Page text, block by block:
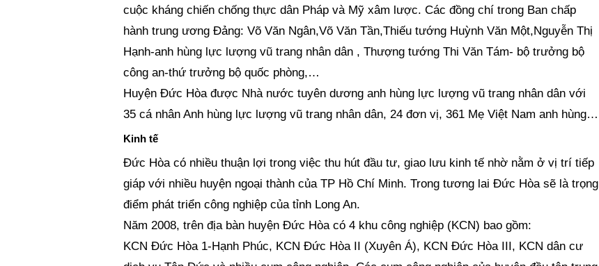
cuộc kháng chiến chống thực dân Pháp và Mỹ xâm lược. Các đồng chí trong Ban chấp
hành trung ương Đảng: Võ Văn Ngân,Võ Văn Tần,Thiếu tướng Huỳnh Văn Một,Nguyễn Thị
Hạnh-anh hùng lực lượng vũ trang nhân dân , Thượng tướng Thi Văn Tám- bộ trưởng bộ
công an-thứ trưởng bộ quốc phòng,…
Huyện Đức Hòa được Nhà nước tuyên dương anh hùng lực lượng vũ trang nhân dân với
35 cá nhân Anh hùng lực lượng vũ trang nhân dân, 24 đơn vị, 361 Mẹ Việt Nam anh hùng…
Kinh tế
Đức Hòa có nhiều thuận lợi trong việc thu hút đầu tư, giao lưu kinh tế nhờ nằm ở vị trí tiếp
giáp với nhiều huyện ngoại thành của TP Hồ Chí Minh. Trong tương lai Đức Hòa sẽ là trọng
điểm phát triển công nghiệp của tỉnh Long An.
Năm 2008, trên địa bàn huyện Đức Hòa có 4 khu công nghiệp (KCN) bao gồm:
KCN Đức Hòa 1-Hạnh Phúc, KCN Đức Hòa II (Xuyên Á), KCN Đức Hòa III, KCN dân cư